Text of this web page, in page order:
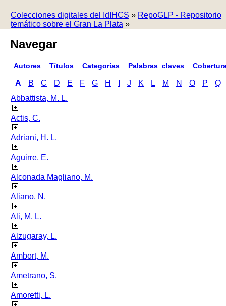
Colecciones digitales del IdIHCS » RepoGLP - Repositorio
temático sobre el Gran La Plata »
Navegar
Autores Títulos Categorías Palabras_claves
A B C D E F G H J K L M N O P
Q
Abbattista, M. L.
Actis, C.
Adriani, H. L.
Aguirre, E.
Alconada Magliano, M.
Aliano, N.
Ali, M. L.
Alzugaray, L.
Ambort, M.
Ametrano, S.
Amoretti, L.